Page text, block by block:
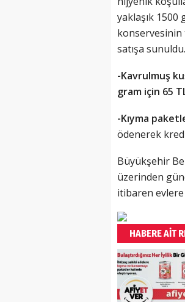
yaklaşık 1500
konservesinin
satışa
-Kavrulmuş
gram için 65
-Kıyma
ödenerek
Büyükşehir
üzerinden
itibaren
HABERE AİT